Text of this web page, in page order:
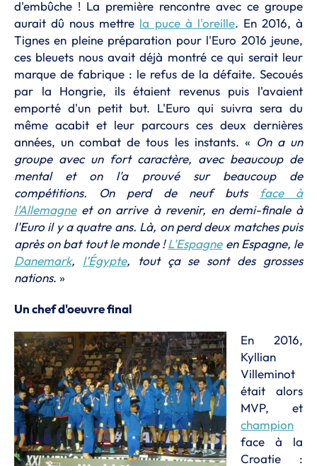
d'embûche ! La première rencontre avec ce groupe
aurait dû nous mettre la puce à l'oreille. En 2016, à
Tignes en pleine préparation pour l'Euro 2016 jeune,
ces bleuets nous avait déjà montré ce qui serait leur
marque de fabrique : le refus de la défaite. Secoués
par la Hongrie, ils étaient revenus puis l'avaient
emporté d'un petit but. L'Euro qui suivra sera du
même acabit et leur parcours ces deux dernières
années, un combat de tous les instants. « On a un
groupe avec un fort caractère, avec beaucoup de
mental et on l'a prouvé sur beaucoup de
compétitions. On perd de neuf buts face à
l'Allemagneet on arrive à revenir, en demi-finale à
l'Euro il y a quatre ans. Là, on perd deux matches puis
après on bat tout le monde !L'Espagneen Espagne, le
Danemark, l’Égypte, tout ça se sont des grosses
nations. »
Un chef d'oeuvre final
En 2016,
Kyllian
Villeminot
était alors
MVP, et
champion
face à la
Croatie :